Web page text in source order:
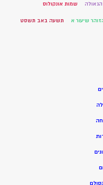
הגאולה שמות אונקולוס
שיעור א תשעה באב תשסט